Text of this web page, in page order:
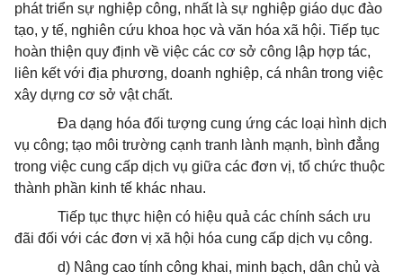
phát triển sự nghiệp công, nhất là sự nghiệp giáo dục đào
tạo, y tế, nghiên cứu khoa học và văn hóa xã hội. Tiếp tục
hoàn thiện quy định về việc các cơ sở công lập hợp tác,
liên kết với địa phương, doanh nghiệp, cá nhân trong việc
xây dựng cơ sở vật chất.
Đa dạng hóa đối tượng cung ứng các loại hình dịch
vụ công; tạo môi trường cạnh tranh lành mạnh, bình đẳng
trong việc cung cấp dịch vụ giữa các đơn vị, tổ chức thuộc
thành phần kinh tế khác nhau.
Tiếp tục thực hiện có hiệu quả các chính sách ưu
đãi đối với các đơn vị xã hội hóa cung cấp dịch vụ công.
d) Nâng cao tính công khai, minh bạch, dân chủ và